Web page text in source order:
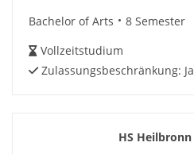
Bachelor of Arts
8 Semester
Vollzeitstudium
Zulassungsbeschränkung: Ja
HS Heilbronn